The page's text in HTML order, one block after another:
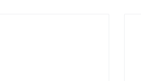
a un